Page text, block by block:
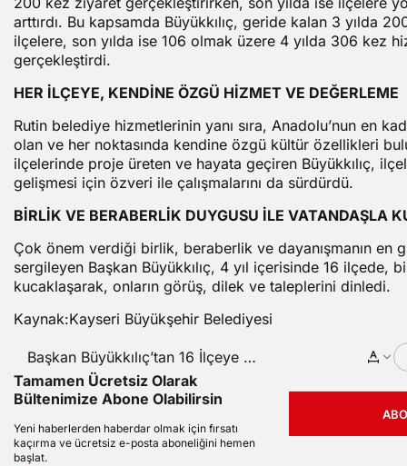
arttırdı. Bu kapsamda Büyükkılıç, geride kalan 3 yılda
ilçelere, son yılda ise 106 olmak üzere 4 yılda 306 kez
gerçekleştirdi.
HER İLÇEYE, KENDİNE ÖZGÜ HİZMET VE DEĞERLEME
Rutin belediye hizmetlerinin yanı sıra, Anadolu’nun en
olan ve her noktasında kendine özgü kültür özellikleri
ilçelerinde proje üreten ve hayata geçiren Büyükkılıç,
gelişmesi için özveri ile çalışmalarını da sürdürdü.
BİRLİK VE BERABERLİK DUYGUSU İLE VATANDAŞLA
Çok önem verdiği birlik, beraberlik ve dayanışmanın en
sergileyen Başkan Büyükkılıç, 4 yıl içerisinde 16 ilçede,
kucaklaşarak, onların görüş, dilek ve taleplerini dinledi.
Kaynak:Kayseri Büyükşehir Belediyesi
Başkan Büyükkılıç’tan 16 İlçeye 4
Yılda 306 Kez Hizmet Dolu
Ziyaret
Tamamen Ücretsiz Olarak
Bültenimize Abone Olabilirsin
Yeni haberlerden haberdar olmak için fırsatı
kaçırma ve ücretsiz e-posta aboneliğini hemen
başlat.